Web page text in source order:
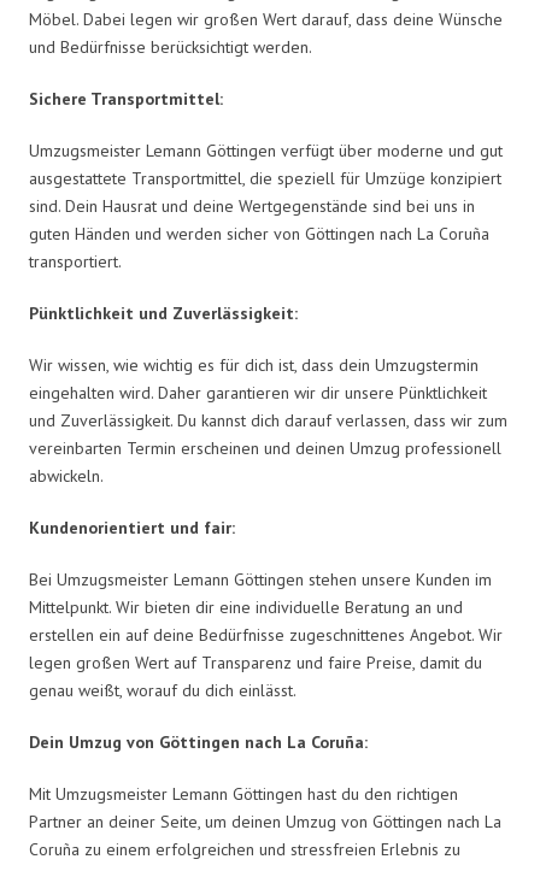
Möbel. Dabei legen wir großen Wert darauf, dass deine Wünsche
und Bedürfnisse berücksichtigt werden.
Sichere Transportmittel:
Umzugsmeister Lemann Göttingen verfügt über moderne und gut
ausgestattete Transportmittel, die speziell für Umzüge konzipiert
sind. Dein Hausrat und deine Wertgegenstände sind bei uns in
guten Händen und werden sicher von Göttingen nach La Coruña
transportiert.
Pünktlichkeit und Zuverlässigkeit:
Wir wissen, wie wichtig es für dich ist, dass dein Umzugstermin
eingehalten wird. Daher garantieren wir dir unsere Pünktlichkeit
und Zuverlässigkeit. Du kannst dich darauf verlassen, dass wir zum
vereinbarten Termin erscheinen und deinen Umzug professionell
abwickeln.
Kundenorientiert und fair:
Bei Umzugsmeister Lemann Göttingen stehen unsere Kunden im
Mittelpunkt. Wir bieten dir eine individuelle Beratung an und
erstellen ein auf deine Bedürfnisse zugeschnittenes Angebot. Wir
legen großen Wert auf Transparenz und faire Preise, damit du
genau weißt, worauf du dich einlässt.
Dein Umzug von Göttingen nach La Coruña:
Mit Umzugsmeister Lemann Göttingen hast du den richtigen
Partner an deiner Seite, um deinen Umzug von Göttingen nach La
Coruña zu einem erfolgreichen und stressfreien Erlebnis zu